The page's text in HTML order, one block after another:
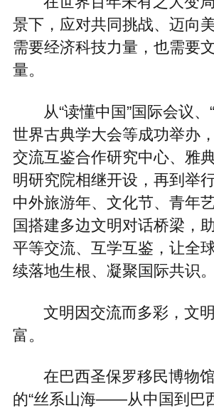
景下，应对共同挑战、迈向
需要经济科技力量，也需要
量。
从“读懂中国”国际会议、
世界古典学大会等成功举办
交流互鉴合作研究中心、雅
明研究院相继开设，再到举
中外旅游年、文化节、青年
国搭建多边文明对话桥梁，
平等交流、互学互鉴，让全
续落地生根、凝聚国际共识。
文明因交流而多彩，文
富。
在巴西圣保罗移民博物
的“丝系山海——从中国到巴